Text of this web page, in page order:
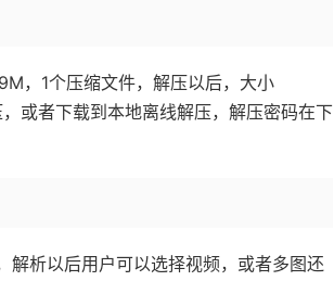
，1个压缩文件，解压以后，大小
或者下载到本地离线解压，解压密码在下
解析以后用户可以选择视频，或者多图还